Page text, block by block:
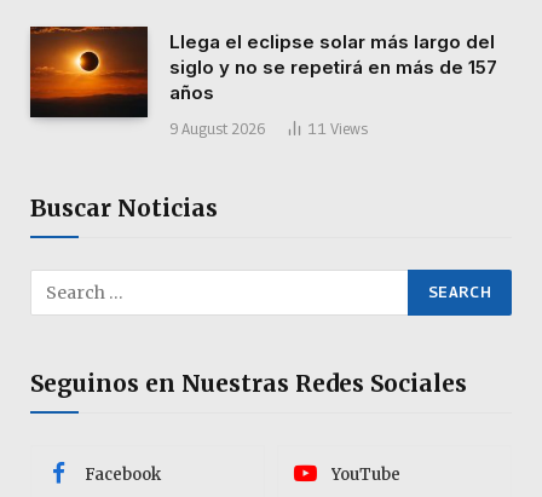
Llega el eclipse solar más largo del
siglo y no se repetirá en más de 157
años
9 August 2026 11 Views
Buscar Noticias
Seguinos en Nuestras Redes Sociales
Facebook YouTube